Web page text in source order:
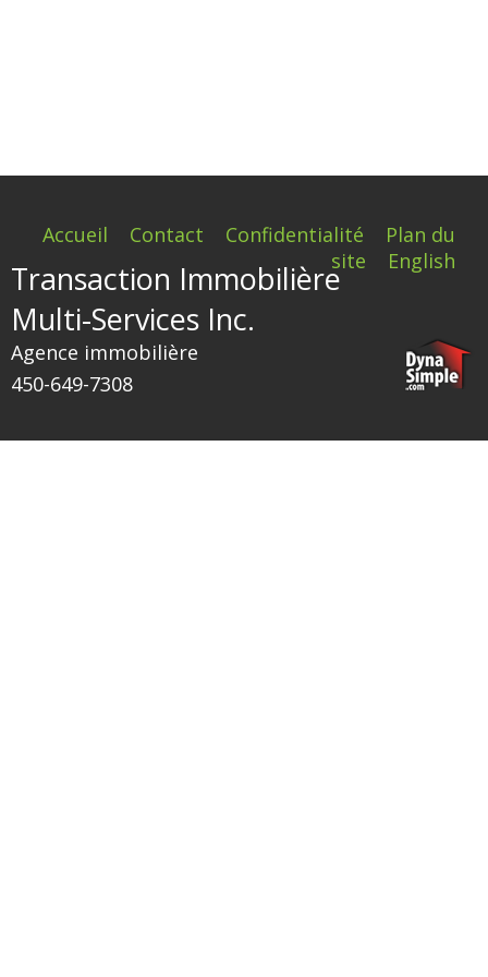
Accueil Contact Confidentialité
Plan du
site
English
Transaction Immobilière
Multi-Services Inc.
Agence immobilière
450-649-7308